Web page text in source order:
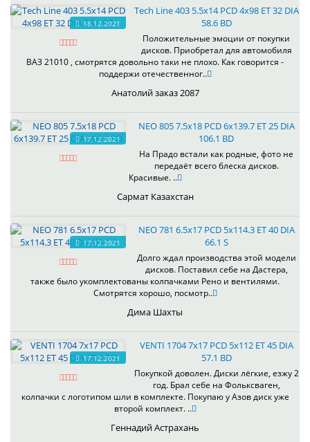
18.12.2021
Tech Line 403 5.5x14 PCD 4x98 ET 32 DIA
58.6 BD
Положительные эмоции от покупки
дисков. Приобретал для автомобиля
ВАЗ 21010 , смотрятся довольно таки не плохо. Как говорится -
поддержи отечественног..
Анатолий заказ 2087
17.12.2021
NEO 805 7.5x18 PCD 6x139.7 ET 25 DIA
106.1 BD
На Прадо встали как родные, фото не
передаёт всего блеска дисков.
Красивые. ..
Сармат Казахстан
17.12.2021
NEO 781 6.5x17 PCD 5x114.3 ET 40 DIA
66.1 S
Долго ждал производства этой модели
дисков. Поставил себе на Дастера,
также было укомплектованы колпачками Рено и вентилями.
Смотрятся хорошо, посмотр..
Дима Шахты
17.12.2021
VENTI 1704 7x17 PCD 5x112 ET 45 DIA
57.1 BD
Покупкой доволен. Диски лёгкие, езжу 2
год. Брал себе на Фольксваген,
колпачки с логотипом шли в комплекте. Покупаю у Азов диск уже
второй комплект. ..
Геннадий Астрахань